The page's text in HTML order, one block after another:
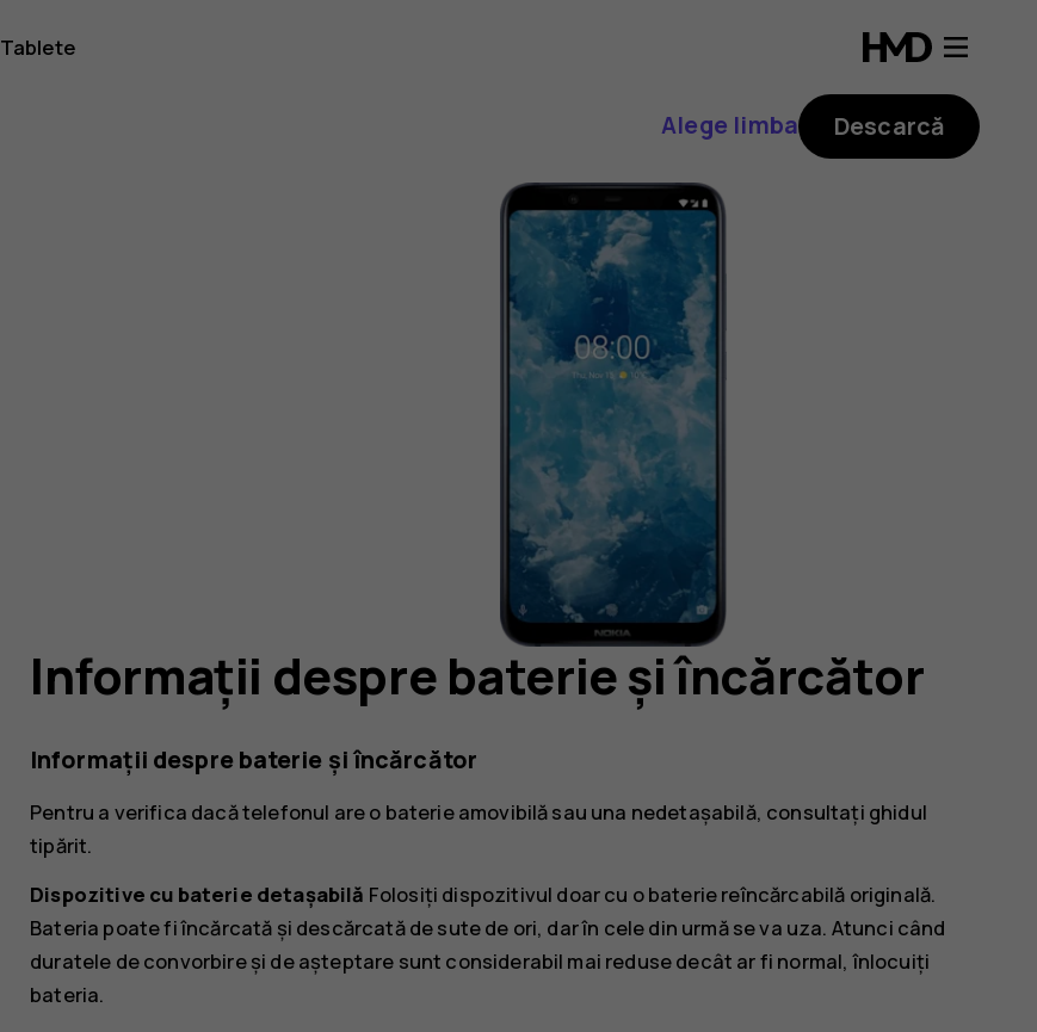
Tablete
Alege limba Descarcă
Informații despre baterie și încărcător
Informații despre baterie și încărcător
Pentru a verifica dacă telefonul are o baterie amovibilă sau una nedetașabilă, consultați ghidul
tipărit.
Dispozitive cu baterie detașabilă Folosiți dispozitivul doar cu o baterie reîncărcabilă originală.
Bateria poate fi încărcată și descărcată de sute de ori, dar în cele din urmă se va uza. Atunci când
duratele de convorbire și de așteptare sunt considerabil mai reduse decât ar fi normal, înlocuiți
bateria.